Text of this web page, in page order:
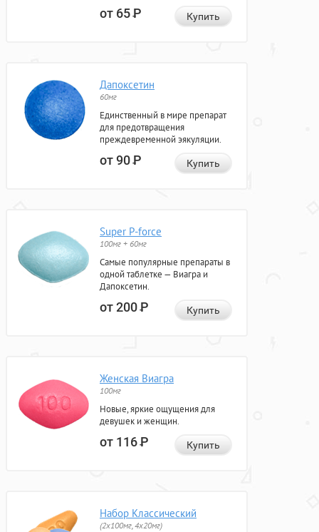
от 65Р Купить
Дапоксетин
60мг
Единственный в мире препарат
для предотвращения
преждевременной эякуляции.
от 90Р Купить
Super P-force
100мг + 60мг
Самые популярные препараты в
одной таблетке — Виагра и
Дапоксетин.
от 200Р Купить
Женская Виагра
100мг
Новые, яркие ощущения для
девушек и женщин.
от 116Р Купить
Набор Классический
(2x100мг, 4x20мг)